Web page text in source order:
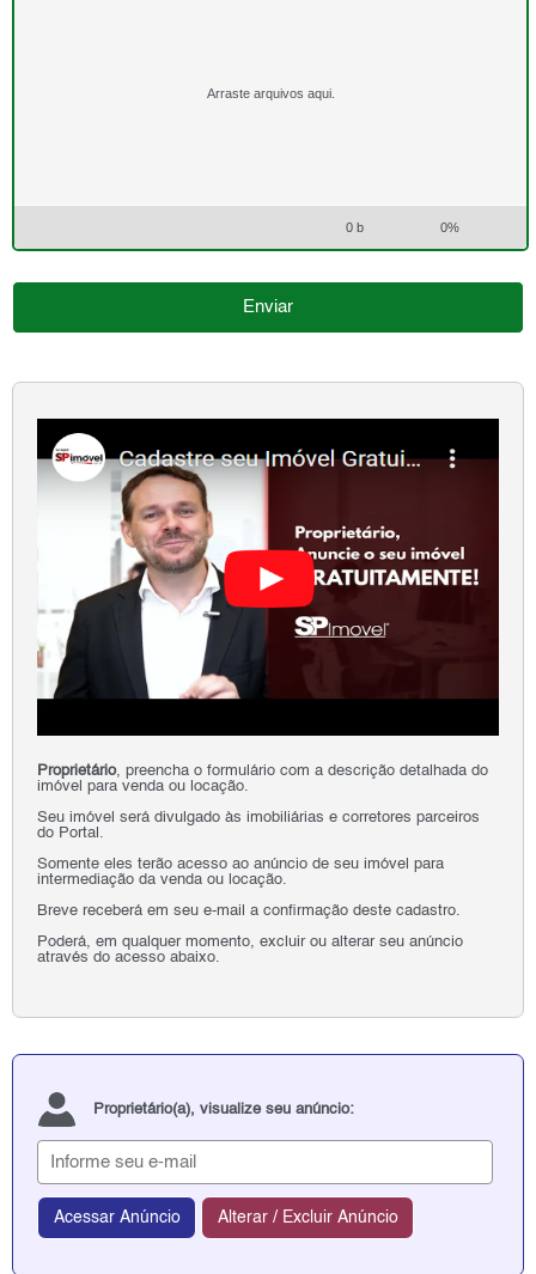
Arraste arquivos aqui.
0%
0 b
Proprietário, preencha o formulário com a descrição detalhada do
imóvel para venda ou locação.
Seu imóvel será divulgado às imobiliárias e corretores parceiros
do Portal.
Somente eles terão acesso ao anúncio de seu imóvel para
intermediação da venda ou locação.
Breve receberá em seu e-mail a confirmação deste cadastro.
Poderá, em qualquer momento, excluir ou alterar seu anúncio
através do acesso abaixo.
Proprietário(a), visualize seu anúncio:
Acessar Anúncio Alterar / Excluir Anúncio